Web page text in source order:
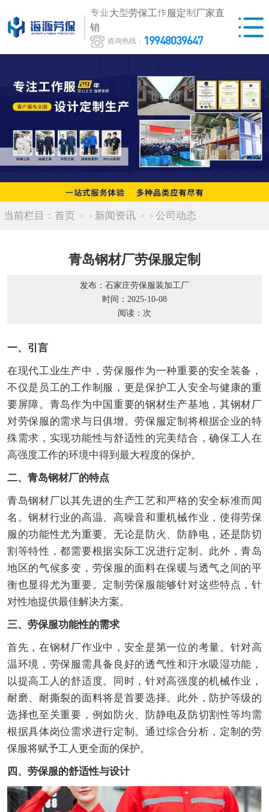
专业大型劳保工作服定制厂家直
销
咨询热线： 19948039647
当前栏目： 首页 > 新闻资讯 > 公司动态
青岛钢材厂劳保服定制
发布：石家庄劳保服装加工厂
时间：2025-10-08
阅读： 次
一、引言
在现代工业生产中，劳保服作为一种重要的安全装备，
不仅是员工的工作制服，更是保护工人安全与健康的重
要屏障。青岛作为中国重要的钢材生产基地，其钢材厂
对劳保服的需求与日俱增。劳保服定制将根据企业的特
殊需求，实现功能性与舒适性的完美结合，确保工人在
高强度工作的环境中得到最大程度的保护。
二、青岛钢材厂的特点
青岛钢材厂以其先进的生产工艺和严格的安全标准而闻
名。钢材行业的高温、高噪音和重机械作业，使得劳保
服的功能性尤为重要。无论是防火、防静电，还是防切
割等特性，都需要根据实际工况进行定制。此外，青岛
地区的气候多变，劳保服的面料在保暖与透气之间的平
衡也显得尤为重要。定制劳保服能够针对这些特点，针
对性地提供最佳解决方案。
三、劳保服功能性的需求
首先，在钢材厂作业中，安全是第一位的考量。针对高
温环境，劳保服需具备良好的透气性和汗水吸湿功能，
以提高工人的舒适度。同时，针对高强度的机械作业，
耐磨、耐撕裂的面料将是首要选择。此外，防护等级的
选择也至关重要，例如防火、防静电及防切割性等均需
根据具体岗位需求进行定制。通过综合分析，定制的劳
保服将赋予工人更全面的保护。
四、劳保服的舒适性与设计